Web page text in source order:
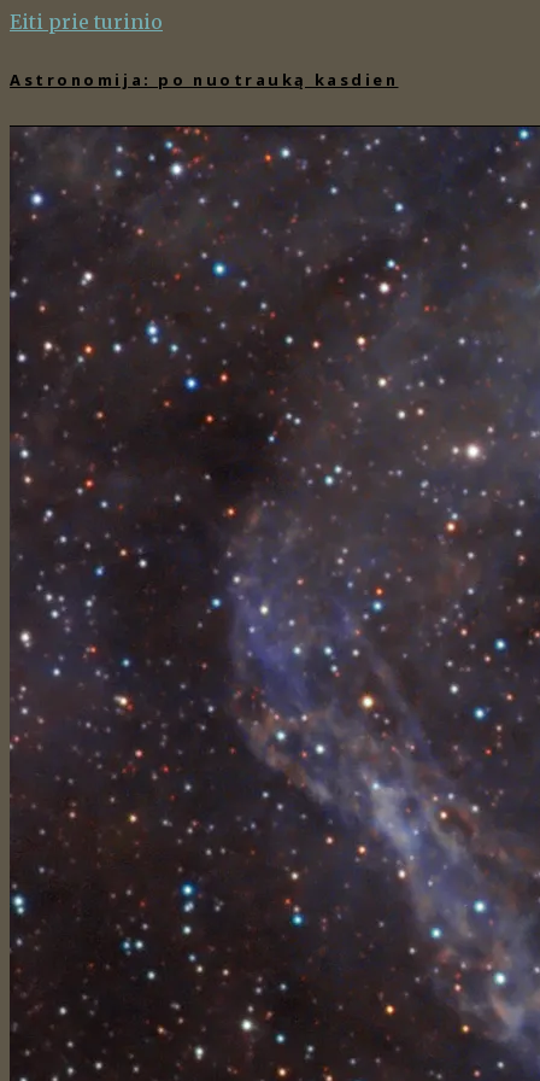
Eiti prie turinio
Astronomija: po nuotrauką kasdien